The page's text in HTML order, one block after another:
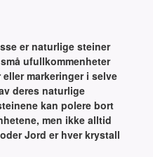
er naturlige steiner
ufullkommenheter
markeringer i selve
deres naturlige
kan polere bort
men ikke alltid
Jord er hver krystall